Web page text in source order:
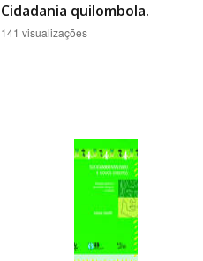
Cidadania quilombola.
141 visualizações